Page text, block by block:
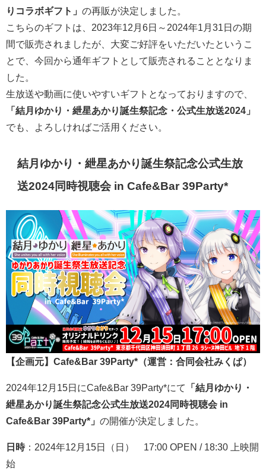
りコラボギフト」 の再販が決定しました。
こちらのギフトは、2023年12月6日～2024年1月31日の期
間で販売されましたが、大変ご好評をいただいたというこ
とで、今回から通年ギフトとして販売されることとなりま
した。
生放送や動画に使いやすいギフトとなっておりますので、
「結月ゆかり・紲星あかり誕生祭記念・公式生放送2024」
でも、よろしければご活用ください。
結月ゆかり・紲星あかり誕生祭記念公式生放
送2024同時視聴会 in Cafe&Bar 39Party*
【企画元】Cafe&Bar 39Party*（運営：合同会社みくぱ）
2024年12月15日にCafe&Bar 39Party*にて
「結月ゆかり・
紲星あかり誕生祭記念公式生放送2024同時視聴会 in
Cafe&Bar 39Party*」 の開催が決定しました。
日時：2024年12月15日（日） 17:00 OPEN / 18:30 上映開
始